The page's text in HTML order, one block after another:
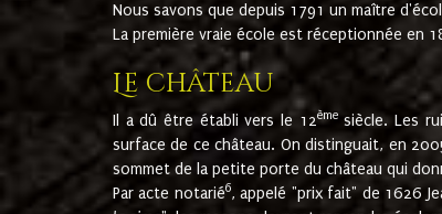
Nous savons que depuis 1791 un maître
La première vraie école est réceptionnée en
Le château
Il a dû être établi vers le 12èmesiècle. Les
surface de ce château. On distinguait, en
sommet de la petite porte du château qui
Par acte notarié6, appelé "prix fait" de 1626